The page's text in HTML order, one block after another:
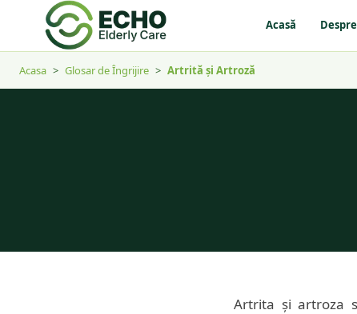
Acasă
Acasa > Glosar de Îngrijire > Artrită și Artroză
Artrita și artroza